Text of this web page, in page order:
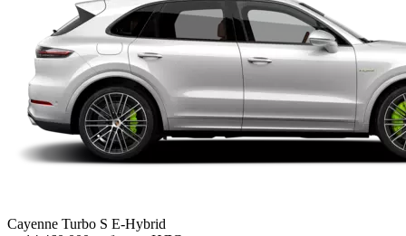
Cayenne Turbo S E-Hybrid